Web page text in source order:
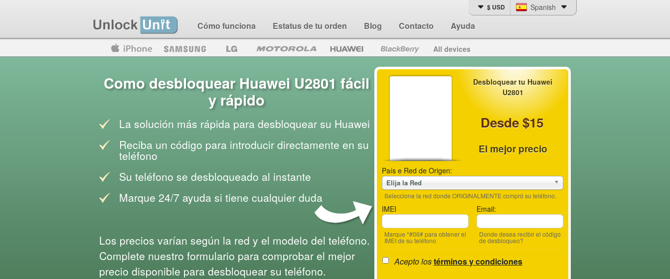
Cómo funciona Estatus de tu orden Blog Contacto Ayuda
$ USD Spanish
Blackberry All devices
Desbloquear tu Huawei
U2801
Desde $15
El mejor precio
País e Red de Origen:
Elija la Red
Seleccione la red donde ORIGINALMENTE compró su teléfono.
IMEI
Marque *#06# para obtener el
IMEI de su teléfono
Email:
Donde desea recibir el código
de desbloqueo?
Acepto lostérminos y condiciones
Como desbloquear Huawei U2801 fácil
y rápido
La solución más rápida para desbloquear su Huawei
Reciba un código para introducir directamente en su
teléfono
Su teléfono se desbloqueado al instante
Marque 24/7 ayuda si tiene cualquier duda
Los precios varían según la red y el modelo del teléfono.
Complete nuestro formulario para comprobar el mejor
precio disponible para desbloquear su teléfono.